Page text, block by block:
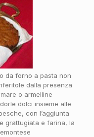
da forno a pasta non
dalla presenza
o armelline
dolci insieme alle
con l’aggiunta
grattugiata e farina, la